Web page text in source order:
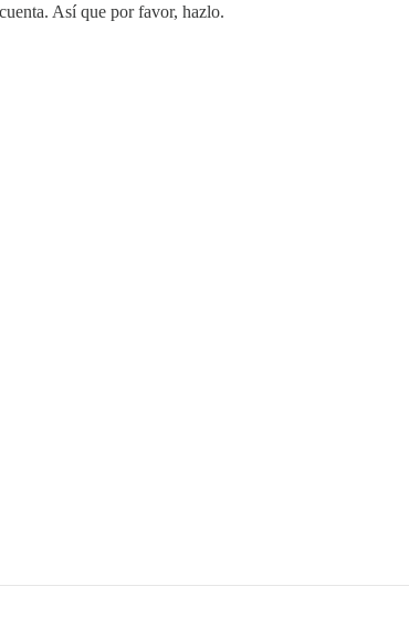
Así que por favor, hazlo.